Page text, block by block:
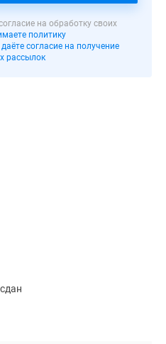
на обработку своих
политику
даёте согласие на получение
рассылок
сдан